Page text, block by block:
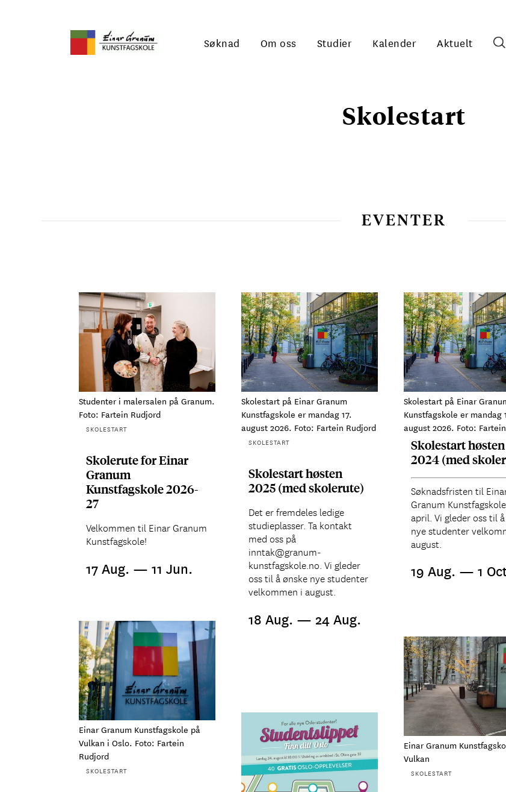
Søknad Om oss Studier Kalender Aktuelt
Skolestart
EVENTER
Studenter i malersalen på Granum.
Foto: Fartein Rudjord
SKOLESTART
Skolerute for Einar
Granum
Kunstfagskole 2026-
27
Velkommen til Einar Granum
Kunstfagskole!
17 Aug. — 11 Jun.
Skolestart på Einar Granum
Kunstfagskole er mandag 17.
august 2026. Foto: Fartein Rudjord
SKOLESTART
Skolestart høsten
2025 (med skolerute)
Det er fremdeles ledige
studieplasser. Ta kontakt
med oss på
inntak@granum-
kunstfagskole.no. Vi gleder
oss til å ønske nye studenter
velkommen i august.
18 Aug. — 24 Aug.
Skolestart på Einar
Kunstfagskole er mandag
august 2026. Foto:
Skolestart høsten
2024 (med
Søknadsfristen til
Granum Kunstfagskole
april. Vi gleder oss til
nye studenter
august.
19 Aug. — 1
Einar Granum Kunstfagskole på
Vulkan i Oslo. Foto: Fartein
Rudjord
SKOLESTART
Einar Granum
Vulkan
SKOLESTART